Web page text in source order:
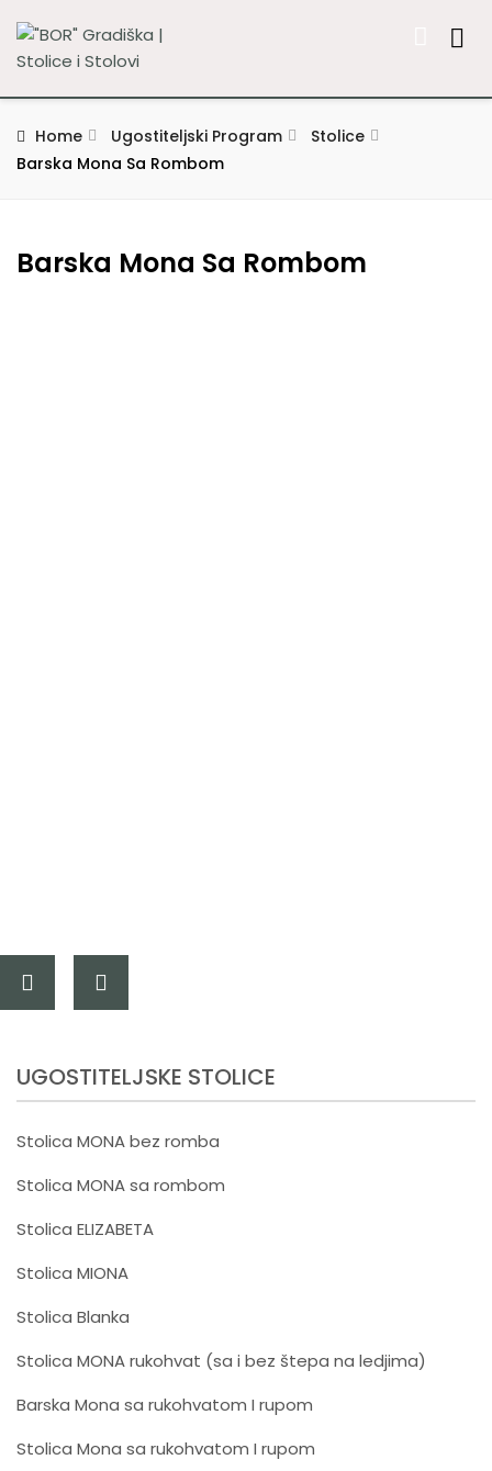
Home Ugostiteljski Program
Stolice
Barska Mona Sa Rombom
Barska Mona Sa Rombom
UGOSTITELJSKE STOLICE
Stolica MONA bez romba
Stolica MONA sa rombom
Stolica ELIZABETA
Stolica MIONA
Stolica Blanka
Stolica MONA rukohvat (sa i bez štepa na ledjima)
Barska Mona sa rukohvatom I rupom
Stolica Mona sa rukohvatom I rupom